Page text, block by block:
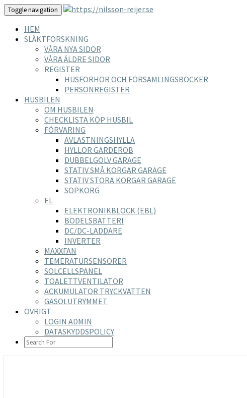
Toggle navigation
HEM
SLÄKTFORSKNING
VÅRA NYA SIDOR
VÅRA ÄLDRE SIDOR
REGISTER
HUSFÖRHÖR OCH FÖRSAMLINGSBÖCKER
PERSONREGISTER
HUSBILEN
OM HUSBILEN
CHECKLISTA KÖP HUSBIL
FÖRVARING
AVLASTNINGSHYLLA
HYLLOR GARDEROB
DUBBELGOLV GARAGE
STATIV SMÅ KORGAR GARAGE
STATIV STORA KORGAR GARAGE
SOPKORG
EL
ELEKTRONIKBLOCK (EBL)
BODELSBATTERI
DC/DC-LADDARE
INVERTER
MAXXFAN
TEMERATURSENSORER
SOLCELLSPANEL
TOALETTVENTILATOR
ACKUMULATOR TRYCKVATTEN
GASOLUTRYMMET
ÖVRIGT
LOGIN ADMIN
DATASKYDDSPOLICY
SEARCH
ICON